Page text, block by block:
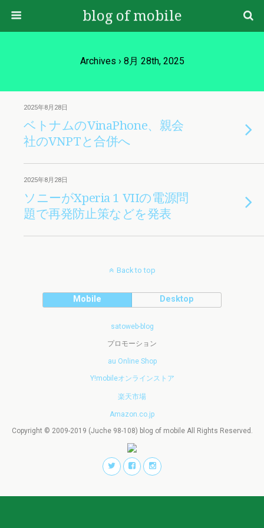
blog of mobile
Archives › 8月 28th, 2025
2025年8月28日
ベトナムのVinaPhone、親会
社のVNPTと合併へ
2025年8月28日
ソニーがXperia 1 VIIの電源問
題で再発防止策などを発表
Back to top
Mobile Desktop
satoweb-blog
プロモーション
au Online Shop
Y!mobileオンラインストア
楽天市場
Amazon.co.jp
Copyright © 2009-2019 (Juche 98-108) blog of mobile All Rights Reserved.